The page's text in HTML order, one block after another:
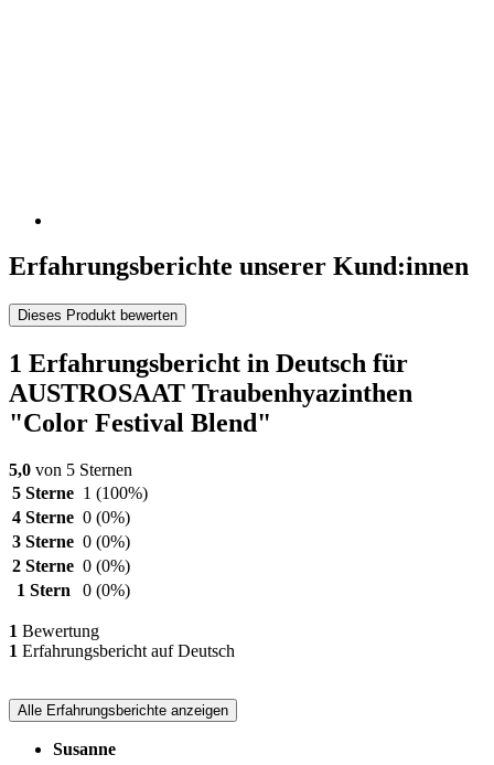
Erfahrungsberichte unserer Kund:innen
Dieses Produkt bewerten
1 Erfahrungsbericht in Deutsch für
AUSTROSAAT Traubenhyazinthen
"Color Festival Blend"
5,0 von 5 Sternen
5 Sterne 1 (100%)
4 Sterne 0 (0%)
3 Sterne 0 (0%)
2 Sterne 0 (0%)
1 Stern
0 (0%)
1 Bewertung
1 Erfahrungsbericht auf Deutsch
Alle Erfahrungsberichte anzeigen
Susanne